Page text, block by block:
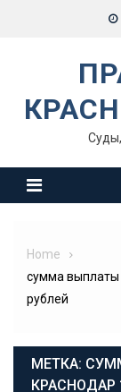
Home
сумма
рублей
МЕТКА:
КРАСНОДАР